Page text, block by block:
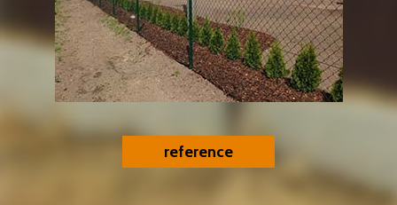
reference